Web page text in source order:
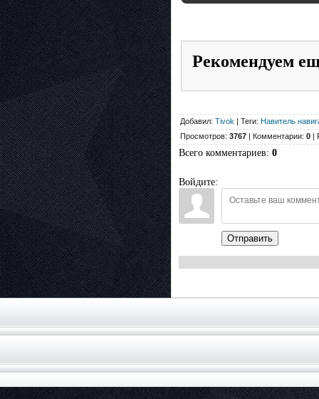
Рекомендуем
Добавил: Tivok | Теги: Навитель
Просмотров: 3767 | Комментарии: 0 |
Всего комментариев: 0
Войдите:
Отправить